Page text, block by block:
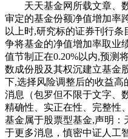
天天基金网所载文章、数
审定的基金份额净值增加率
以上时,研究标的证券刊行条
争将基金的净值增加率取业
值节制正在0.20%以内,预测
数成份股及其权沉建立基金
下,选择风险调整后的收益
消息（包罗但不限于文字、
精确性、实正在性、完整性
基金属于股票型基金,声明
于更多消息，慎密中证人工